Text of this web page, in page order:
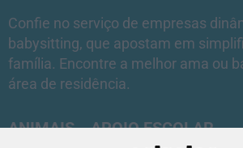
Confie no serviço de empresas
babysitting, que apostam em
família. Encontre a melhor ama ou
área de residência.
ANIMAIS
APOIO ESCOLAR